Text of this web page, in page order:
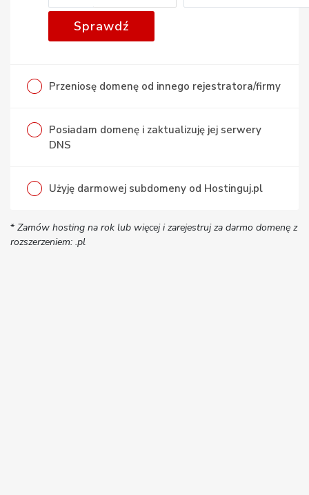
Sprawdź
Przeniosę domenę od innego rejestratora/firmy
Posiadam domenę i zaktualizuję jej serwery
DNS
Użyję darmowej subdomeny od Hostinguj.pl
* Zamów hosting na rok lub więcej i zarejestruj za darmo domenę z
rozszerzeniem: .pl